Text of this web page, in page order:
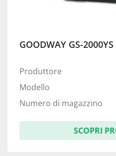
GOODWAY GS-2000YS
Produttore
Modello
Numero di magazzino
SCOPRI